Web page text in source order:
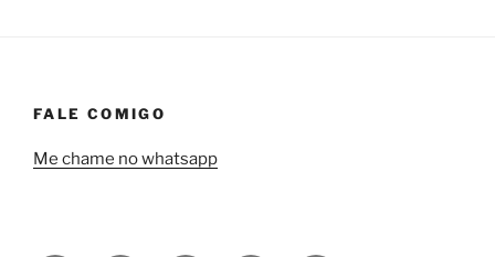
FALE COMIGO
Me chame no whatsapp